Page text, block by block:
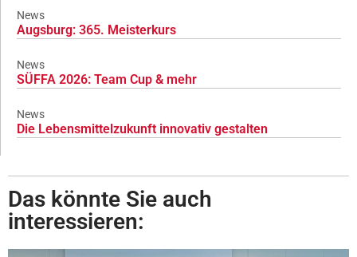
News
Augsburg: 365. Meisterkurs
News
SÜFFA 2026: Team Cup & mehr
News
Die Lebensmittelzukunft innovativ gestalten
Das könnte Sie auch
interessieren: